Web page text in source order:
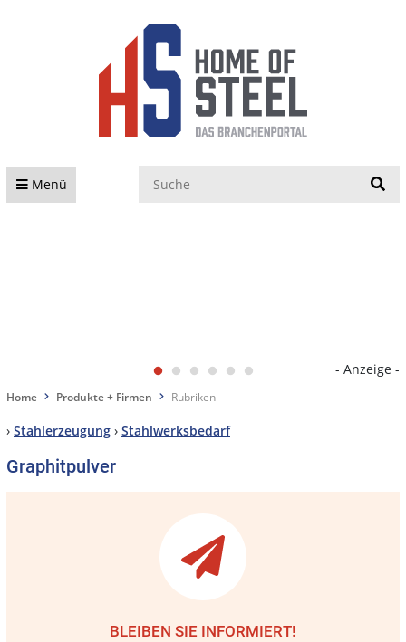
Menü
- Anzeige -
Home Produkte + Firmen Rubriken
› Stahlerzeugung › Stahlwerksbedarf
Graphitpulver
BLEIBEN SIE INFORMIERT!